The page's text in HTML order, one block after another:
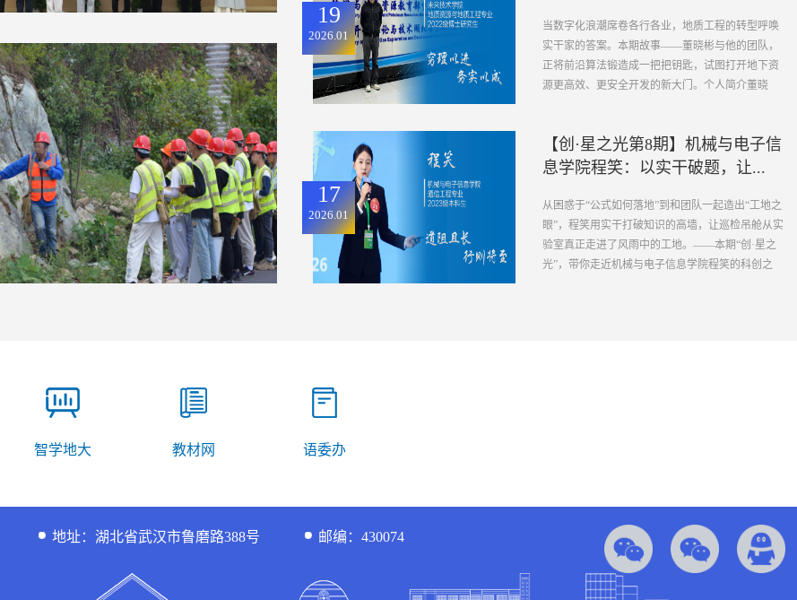
19
2026.01
当数字化浪潮席卷各行各业，地质工程的转型呼唤
实干家的答案。本期故事——董晓彬与他的团队，
正将前沿算法锻造成一把把钥匙，试图打开地下资
源更高效、更安全开发的新大门。个人简介董晓
17
2026.01
【创·星之光第8期】机械与电子信
息学院程笑：以实干破题，让...
从困惑于“公式如何落地”到和团队一起造出“工地之
眼”，程笑用实干打破知识的高墙，让巡检吊舱从实
验室真正走进了风雨中的工地。——本期“创·星之
光”，带你走近机械与电子信息学院程笑的科创之
智学地大 教材网 语委办
地址：湖北省武汉市鲁磨路388号 邮编：430074